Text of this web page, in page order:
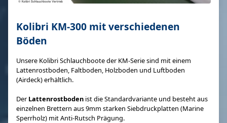
Kolibri KM-300 mit verschiedenen
Böden
Unsere Kolibri Schlauchboote der KM-Serie sind mit einem
Lattenrostboden, Faltboden, Holzboden und Luftboden
(Airdeck) erhältlich.
Der Lattenrostboden ist die Standardvariante und besteht aus
einzelnen Brettern aus 9mm starken Siebdruckplatten (Marine
Sperrholz) mit Anti-Rutsch Prägung.